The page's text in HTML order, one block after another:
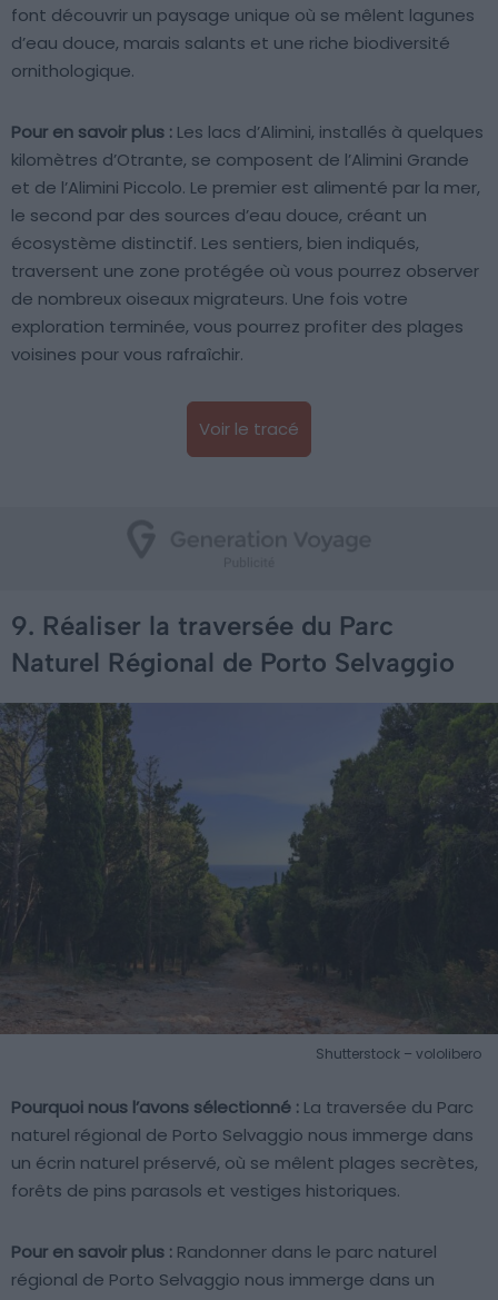
font découvrir un paysage unique où se mêlent lagunes
d’eau douce, marais salants et une riche biodiversité
ornithologique.
Pour en savoir plus : Les lacs d’Alimini, installés à quelques
kilomètres d’Otrante, se composent de l’Alimini Grande
et de l’Alimini Piccolo. Le premier est alimenté par la mer,
le second par des sources d’eau douce, créant un
écosystème distinctif. Les sentiers, bien indiqués,
traversent une zone protégée où vous pourrez observer
de nombreux oiseaux migrateurs. Une fois votre
exploration terminée, vous pourrez profiter des plages
voisines pour vous rafraîchir.
Voir le tracé
9. Réaliser la traversée du Parc
Naturel Régional de Porto Selvaggio
Shutterstock – vololibero
Pourquoi nous l’avons sélectionné : La traversée du Parc
naturel régional de Porto Selvaggio nous immerge dans
un écrin naturel préservé, où se mêlent plages secrètes,
forêts de pins parasols et vestiges historiques.
Pour en savoir plus : Randonner dans le parc naturel
régional de Porto Selvaggio nous immerge dans un